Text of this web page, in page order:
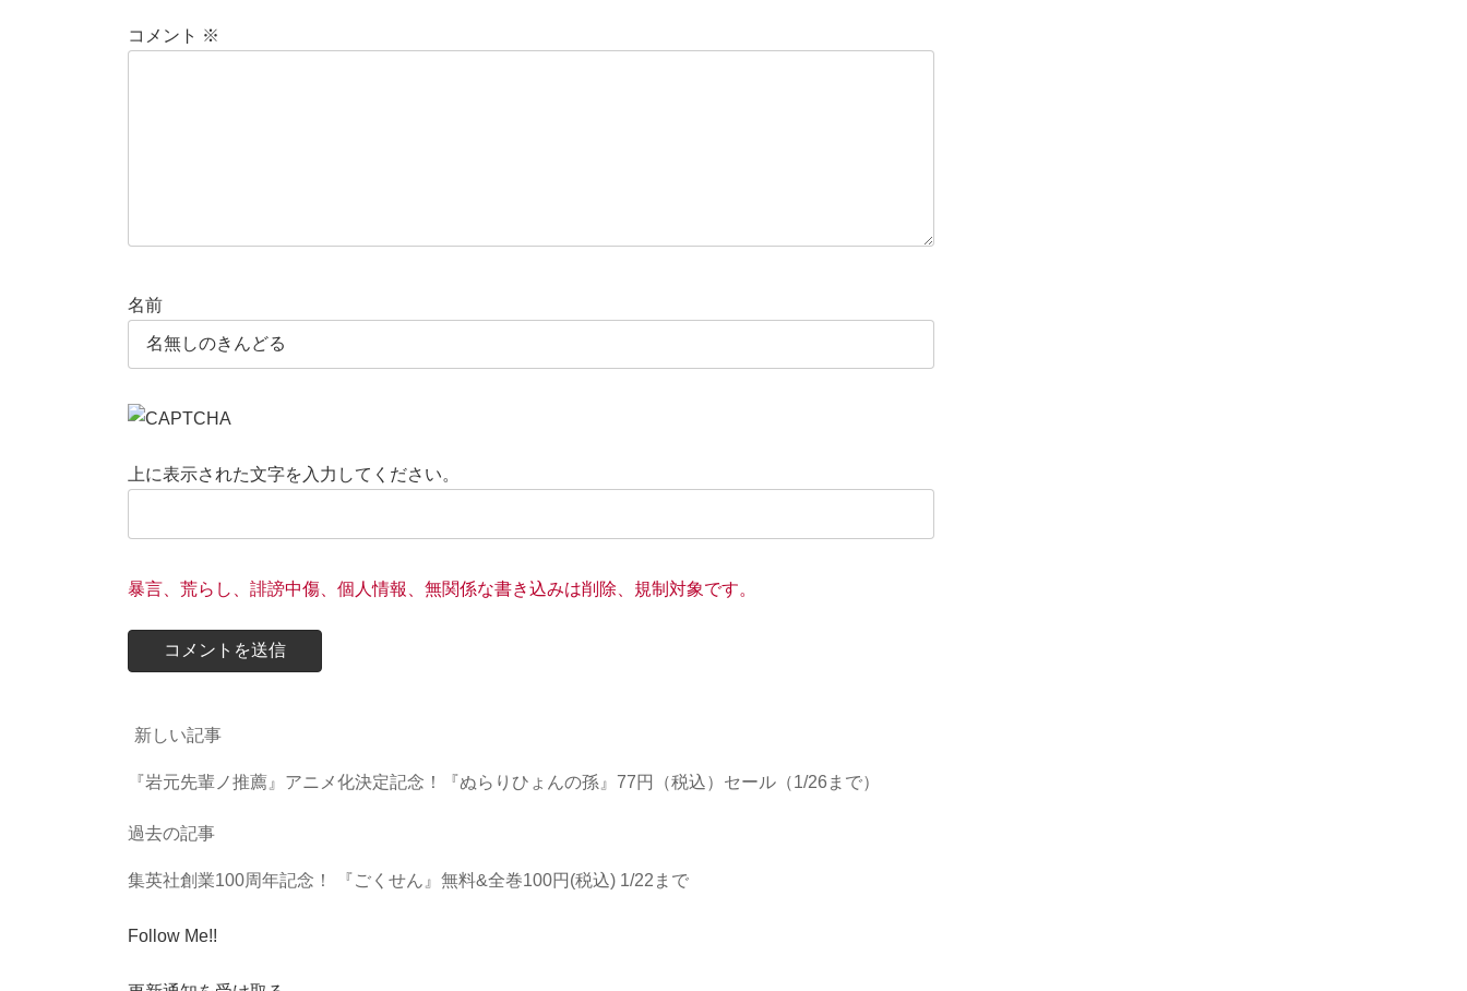
コメント ※
名前
上に表示された文字を入力してください。
暴言、荒らし、誹謗中傷、個人情報、無関係な書き込みは削除、規制対象です。
新しい記事
『岩元先輩ノ推薦』アニメ化決定記念！『ぬらりひょんの孫』77円（税込）セール（1/26まで）
過去の記事
集英社創業100周年記念！ 『ごくせん』無料&全巻100円(税込) 1/22まで
Follow Me!!